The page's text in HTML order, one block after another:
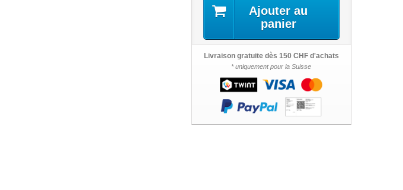
Ajouter au
panier
Livraison gratuite dès 150 CHF d'achats
* uniquement pour la Suisse